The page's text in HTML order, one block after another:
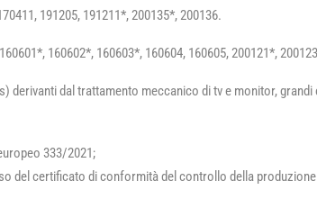
191205, 191211*, 200135*, 200136.
160602*, 160603*, 160604, 160605, 200121*,
derivanti dal trattamento meccanico di tv e monitor,
333/2021;
del certificato di conformità del controllo della